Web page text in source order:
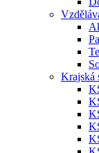
Krajská